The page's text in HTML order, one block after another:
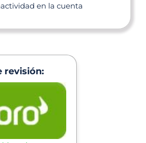
en la cuenta
revisión: